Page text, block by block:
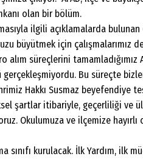
olan bir bölüm.
ilgili açıklamalarda bulunan
büyütmek için çalışmalarımız
alım süreçlerini tamamladığımız
Bu süreçte
Hakkı Susmaz beyefendiye
şartlar itibariyle, geçerliliği ve
Okulumuza ve ilçemize hayırlı
kurulacak. İlk Yardım, ilk